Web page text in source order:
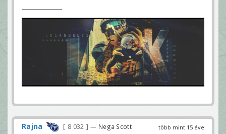
több mint 15 éve
Rajna 8 032 — Nega Scott